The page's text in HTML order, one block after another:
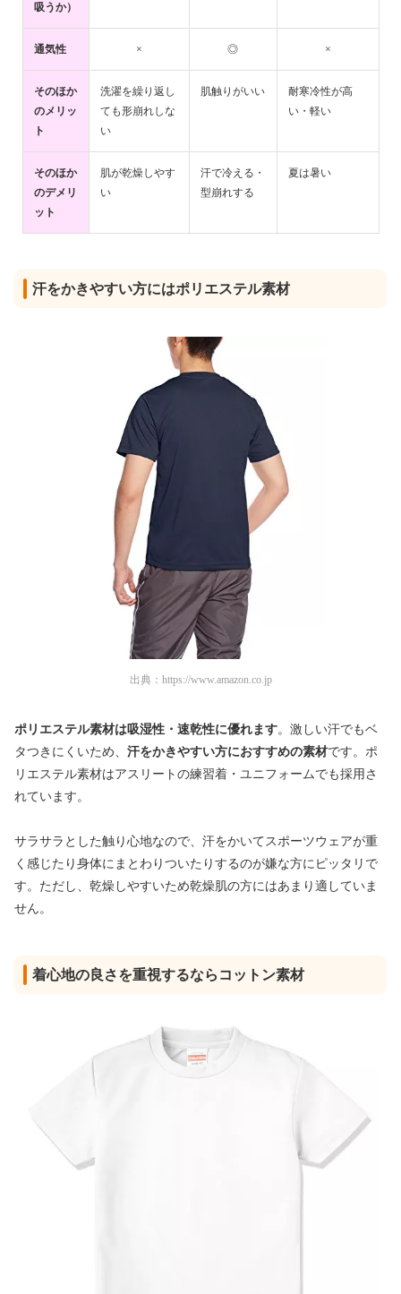
吸うか）
通気性 × ◎ ×
そのほか
のメリッ
ト
洗濯を繰り返し
ても形崩れしな
い
肌触りがいい
耐寒冷性が高
い・軽い
そのほか
のデメリ
ット
肌が乾燥しやす
い
汗で冷える・
型崩れする
夏は暑い
汗をかきやすい方にはポリエステル素材
出典： https://www.amazon.co.jp
ポリエステル素材は吸湿性・速乾性に優れます。激しい汗でもベ
タつきにくいため、 汗をかきやすい方におすすめの素材です。ポ
リエステル素材はアスリートの練習着・ユニフォームでも採用さ
れています。
サラサラとした触り心地なので、汗をかいてスポーツウェアが重
く感じたり身体にまとわりついたりするのが嫌な方にピッタリで
す。ただし、乾燥しやすいため乾燥肌の方にはあまり適していま
せん。
着心地の良さを重視するならコットン素材